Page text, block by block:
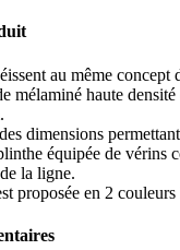
au même
mélaminé haute
dimensions
équipée de vérins
la ligne.
proposée en 2